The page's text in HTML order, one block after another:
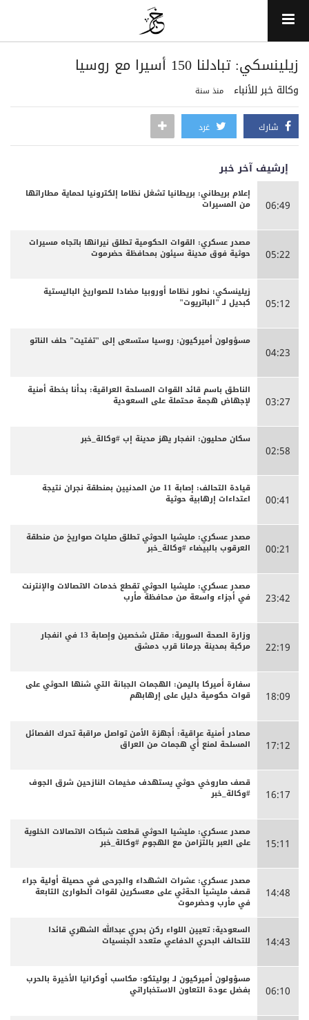
زيلينسكي: تبادلنا 150 أسيرا مع روسيا
وكالة خبر للأنباء منذ سنة
شارك غرد
إرشيف آخر خبر
06:49
إعلام بريطاني: بريطانيا تشغل نظاما إلكترونيا لحماية مطاراتها
من المسيرات
05:22
مصدر عسكري: القوات الحكومية تطلق نيرانها باتجاه مسيرات
حوثية فوق مدينة سيئون بمحافظة حضرموت
05:12
زيلينسكي: نطور نظاما أوروبيا مضادا للصواريخ الباليستية
كبديل لـ "الباتريوت"
04:23
مسؤولون أميركيون: روسيا ستسعى إلى "تفتيت" حلف الناتو
03:27
الناطق باسم قائد القوات المسلحة العراقية: بدأنا بخطة أمنية
لإجهاض هجمة محتملة على السعودية
02:58
سكان محليون: انفجار يهز مدينة إب #وكالة_خبر
00:41
قيادة التحالف: إصابة 11 من المدنيين بمنطقة نجران نتيجة
اعتداءات إرهابية حوثية
00:21
مصدر عسكري: مليشيا الحوثي تطلق صليات صواريخ من منطقة
العرقوب بالبيضاء #وكالة_خبر
23:42
مصدر عسكري: مليشيا الحوثي تقطع خدمات الاتصالات والإنترنت
في أجزاء واسعة من محافظة مأرب
22:19
وزارة الصحة السورية: مقتل شخصين وإصابة 13 في انفجار
مركبة بمدينة جرمانا قرب دمشق
18:09
سفارة أميركا باليمن: الهجمات الجبانة التي شنها الحوثي على
قوات حكومية دليل على إرهابهم
17:12
مصادر أمنية عراقية: أجهزة الأمن تواصل مراقبة تحرك الفصائل
المسلحة لمنع أي هجمات من العراق
16:17
قصف صاروخي حوثي يستهدف مخيمات النازحين شرق الجوف
#وكالة_خبر
15:11
مصدر عسكري: مليشيا الحوثي قطعت شبكات الاتصالات الخلوية
على العبر بالتزامن مع الهجوم #وكالة_خبر
14:48
مصدر عسكري: عشرات الشهداء والجرحى ‏في حصيلة أولية جراء
قصف مليشيا الحةثي على معسكرين لقوات الطوارئ التابعة
في مأرب وحضرموت
14:43
السعودية: تعيين اللواء ركن بحري عبدالله الشهري قائدا
للتحالف البحري الدفاعي متعدد الجنسيات
06:10
مسؤولون أميركيون لـ بوليتكو: مكاسب أوكرانيا الأخيرة بالحرب
بفضل عودة التعاون الاستخباراتي